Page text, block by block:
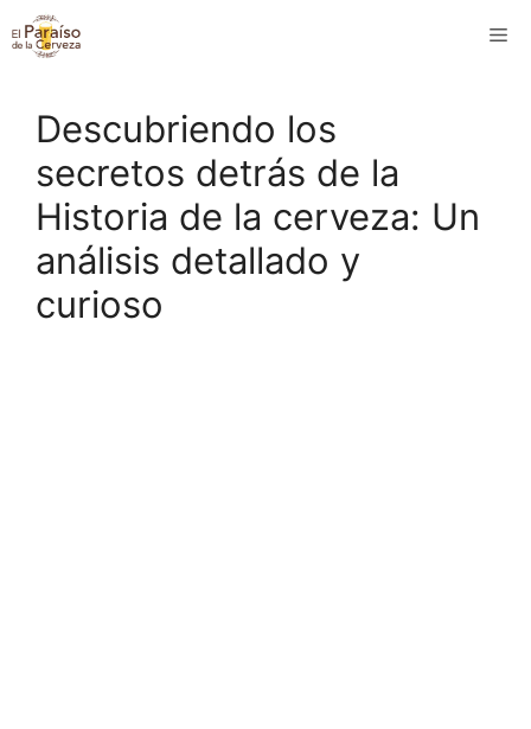
Saltar
al
Descubriendo los
secretos detrás de la
Historia de la cerveza: Un
análisis detallado y
curioso